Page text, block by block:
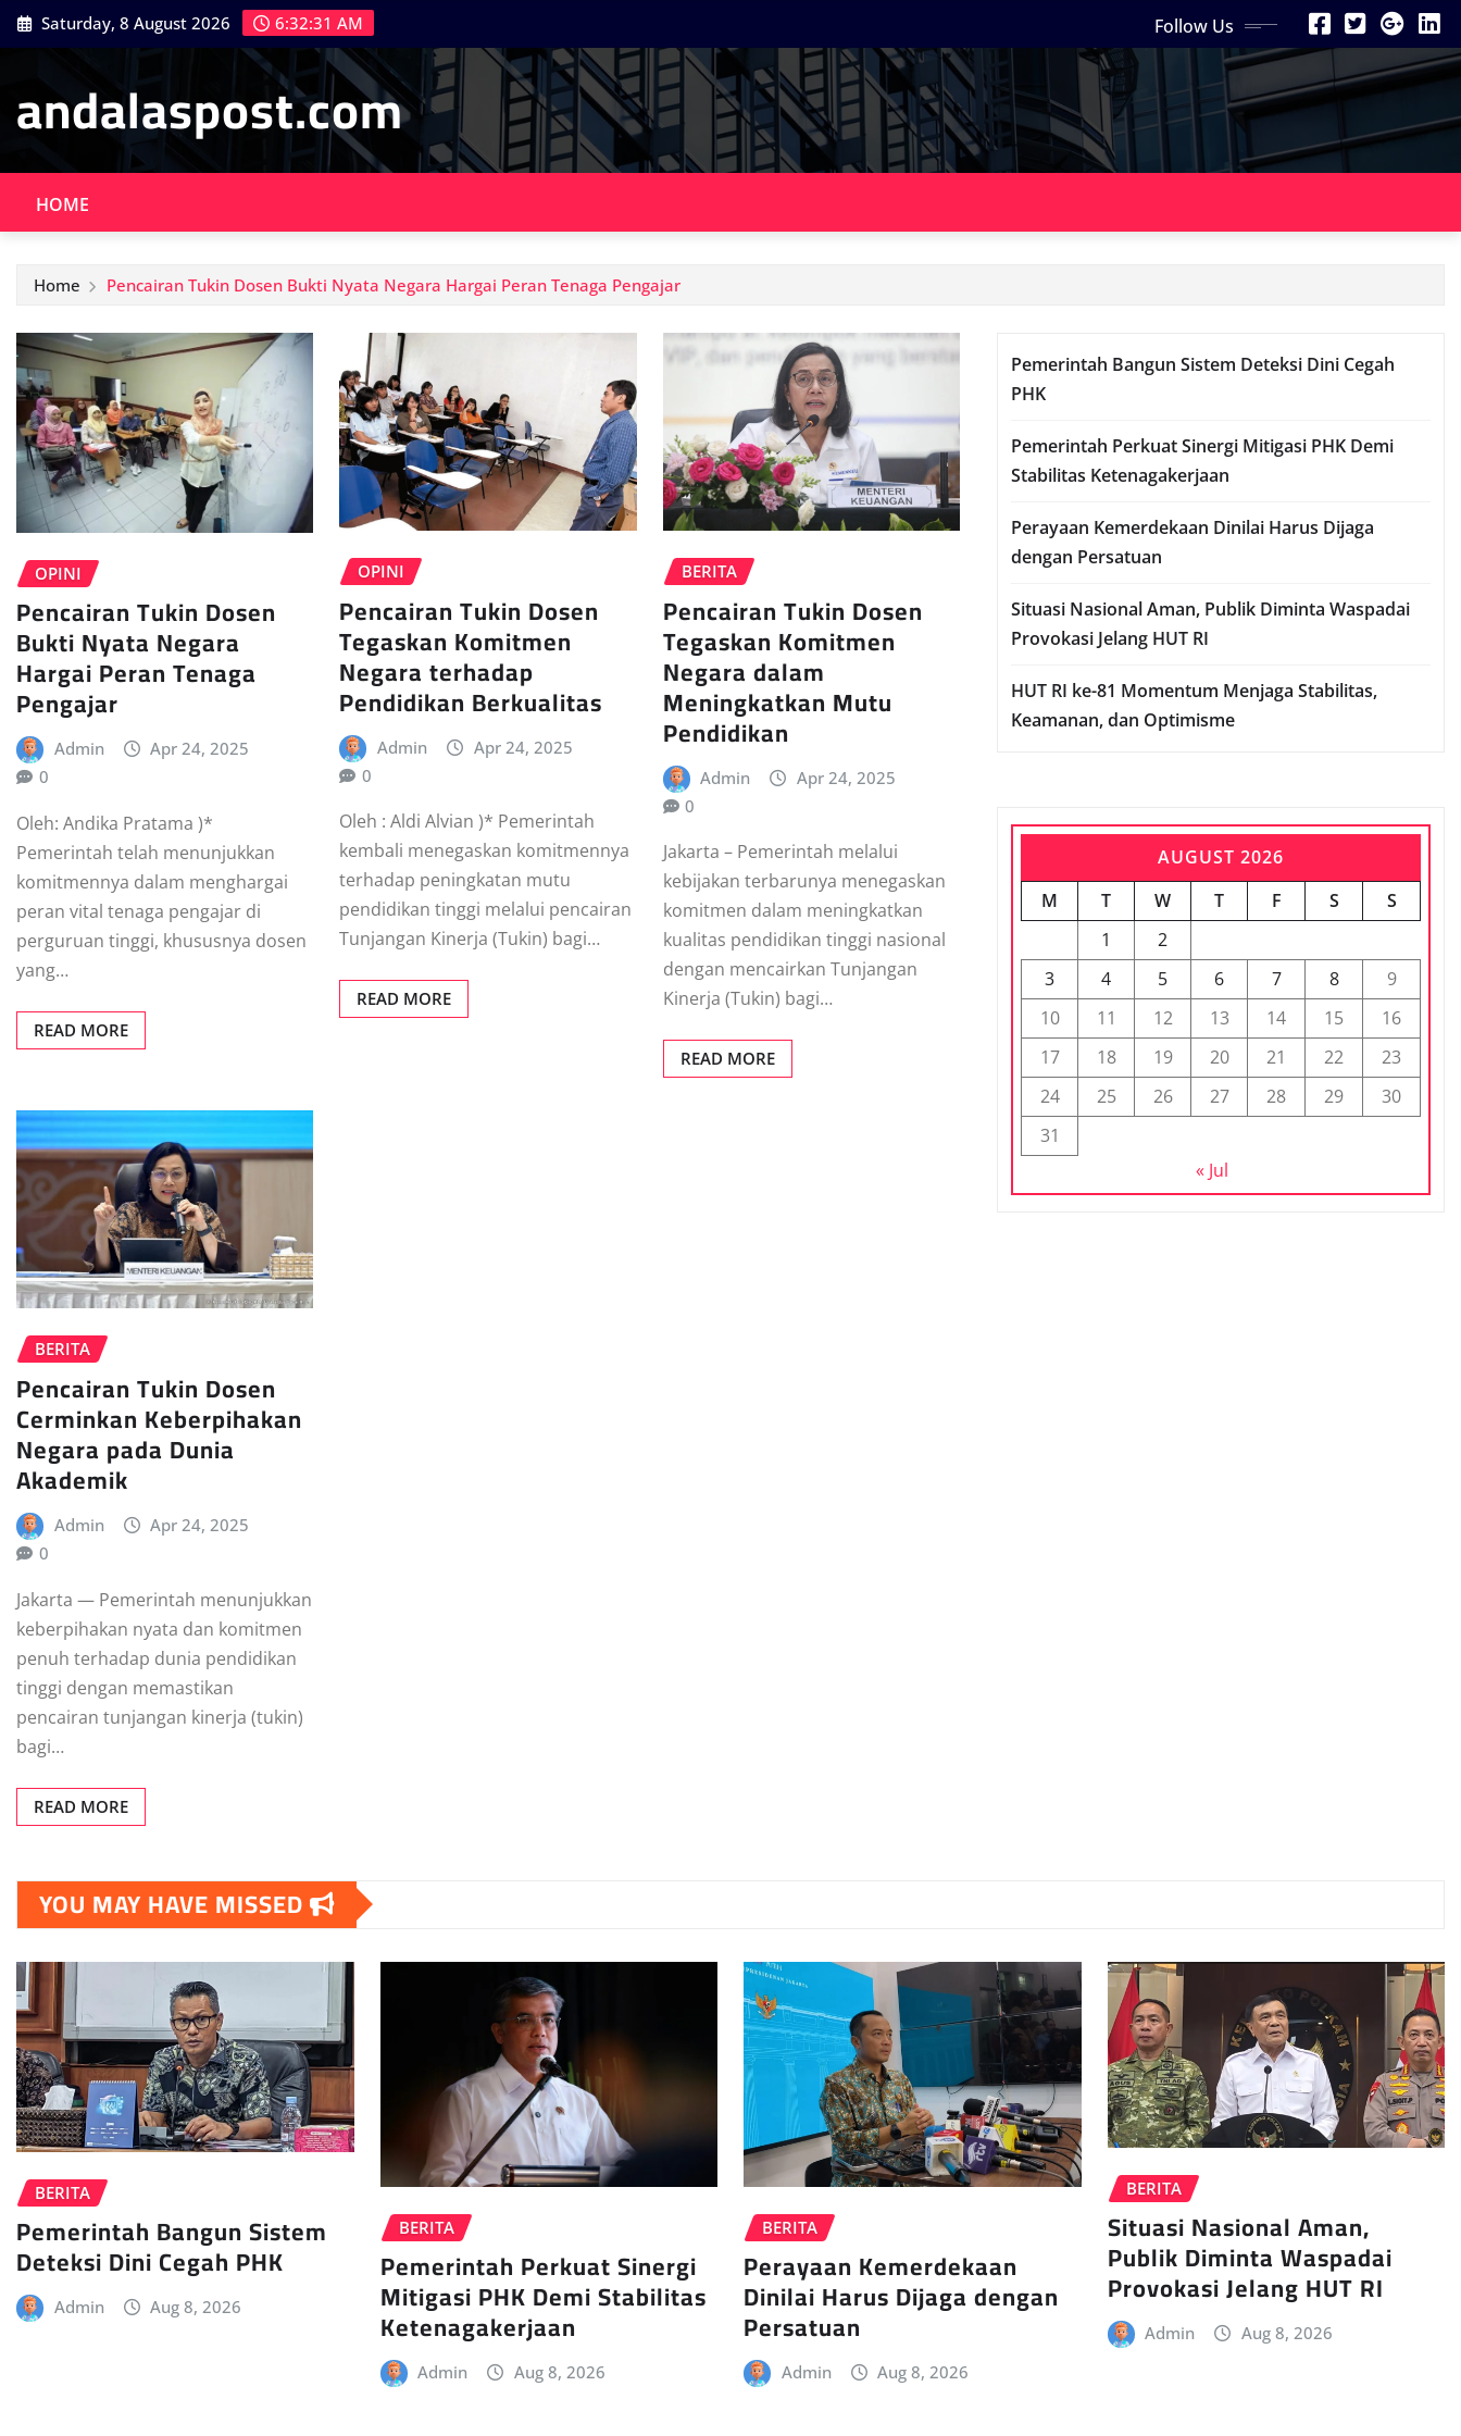
Skip
to
Saturday, 8 August 2026 6:32:32 AM Follow Us
andalaspost.com
HOME
Home Pencairan Tukin Dosen Bukti Nyata Negara Hargai Peran Tenaga Pengajar
OPINI
Pencairan Tukin Dosen
Bukti Nyata Negara
Hargai Peran Tenaga
Pengajar
Admin
Apr 24, 2025
0
Oleh: Andika Pratama )*
Pemerintah telah menunjukkan
komitmennya dalam menghargai
peran vital tenaga pengajar di
perguruan tinggi, khususnya dosen
yang…
READ MORE
OPINI
Pencairan Tukin Dosen
Tegaskan Komitmen
Negara terhadap
Pendidikan Berkualitas
Admin
Apr 24, 2025
0
Oleh : Aldi Alvian )* Pemerintah
kembali menegaskan komitmennya
terhadap peningkatan mutu
pendidikan tinggi melalui pencairan
Tunjangan Kinerja (Tukin) bagi…
READ MORE
BERITA
Pencairan Tukin Dosen
Tegaskan Komitmen
Negara dalam
Meningkatkan Mutu
Pendidikan
Admin
Apr 24, 2025
0
Jakarta – Pemerintah melalui
kebijakan terbarunya menegaskan
komitmen dalam meningkatkan
kualitas pendidikan tinggi nasional
dengan mencairkan Tunjangan
Kinerja (Tukin) bagi…
READ MORE
BERITA
Pencairan Tukin Dosen
Cerminkan Keberpihakan
Negara pada Dunia
Akademik
Admin
Apr 24, 2025
0
Jakarta — Pemerintah menunjukkan
keberpihakan nyata dan komitmen
penuh terhadap dunia pendidikan
tinggi dengan memastikan
pencairan tunjangan kinerja (tukin)
bagi…
READ MORE
Pemerintah Bangun Sistem Deteksi Dini Cegah
PHK
Pemerintah Perkuat Sinergi Mitigasi PHK Demi
Stabilitas Ketenagakerjaan
Perayaan Kemerdekaan Dinilai Harus Dijaga
dengan Persatuan
Situasi Nasional Aman, Publik Diminta Waspadai
Provokasi Jelang HUT RI
HUT RI ke-81 Momentum Menjaga Stabilitas,
Keamanan, dan Optimisme
AUGUST 2026
M
T W T F S
S
1
2
3
4 5 6 7 8
9
10
11 12 13 14 15
16
17
18 19 20 21 22
23
24
25 26 27 28 29
30
31
« Jul
YOU MAY HAVE MISSED
BERITA
Pemerintah Bangun Sistem
Deteksi Dini Cegah PHK
Admin Aug 8, 2026
BERITA
Pemerintah Perkuat Sinergi
Mitigasi PHK Demi Stabilitas
Ketenagakerjaan
Admin Aug 8, 2026
BERITA
Perayaan Kemerdekaan
Dinilai Harus Dijaga dengan
Persatuan
Admin Aug 8, 2026
BERITA
Situasi Nasional Aman,
Publik Diminta Waspadai
Provokasi Jelang HUT RI
Admin Aug 8, 2026